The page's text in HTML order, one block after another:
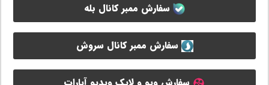
سفارش ممبر کانال بله
سفارش ممبر کانال سروش